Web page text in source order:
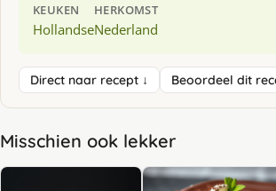
KEUKEN
Hollandse
HERKOMST
Nederland
Direct naar recept ↓ Beoordeel dit
Misschien ook lekker